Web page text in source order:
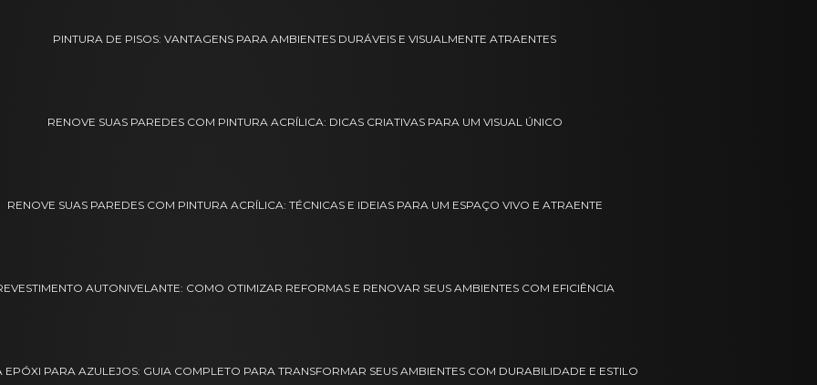
PINTURA DE PISOS: VANTAGENS PARA AMBIENTES DURÁVEIS E VISUALMENTE ATRAENTES
RENOVE SUAS PAREDES COM PINTURA ACRÍLICA: DICAS CRIATIVAS PARA UM VISUAL ÚNICO
RENOVE SUAS PAREDES COM PINTURA ACRÍLICA: TÉCNICAS E IDEIAS PARA UM ESPAÇO VIVO E ATRAENTE
AUTONIVELANTE: COMO OTIMIZAR REFORMAS E RENOVAR SEUS AMBIENTES COM EFICIÊNCIA
EPÓXI PARA AZULEJOS: GUIA COMPLETO PARA TRANSFORMAR SEUS AMBIENTES COM DURABILIDADE E ESTILO